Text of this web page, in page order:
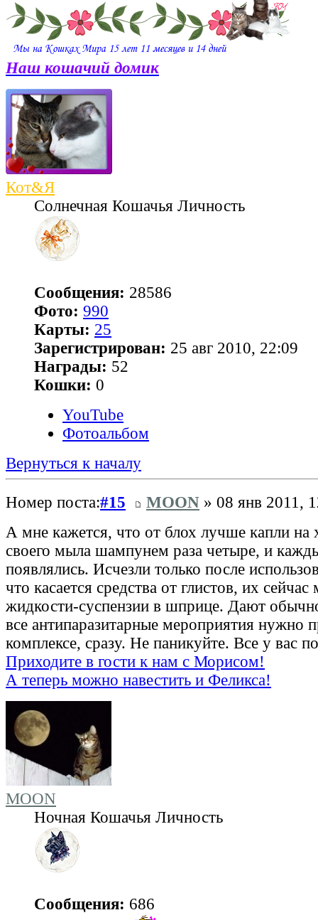
Наш кошачий домик
Кот&Я
Солнечная Кошачья Личность
Сообщения: 28586
Фото: 990
Карты: 25
Зарегистрирован: 25 авг 2010, 22:09
Награды: 52
Кошки: 0
YouTube
Фотоальбом
Вернуться к началу
Номер поста:#15 MOON » 08 янв 2011,
А мне кажется, что от блох лучше капли на
своего мыла шампунем раза четыре, и
появлялись. Исчезли только после
что касается средства от глистов, их
жидкости-суспензии в шприце. Дают
все антипаразитарные мероприятия нужно
комплексе, сразу. Не паникуйте. Все у вас
Приходите в гости к нам с Морисом!
А теперь можно навестить и Феликса!
MOON
Ночная Кошачья Личность
Сообщения: 686